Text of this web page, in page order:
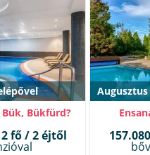
Bükfürd?
fő / 2 éjtől
Augusztus